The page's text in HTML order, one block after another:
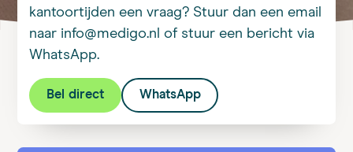
kantoortijden een vraag? Stuur dan een email
naar info@medigo.nl of stuur een bericht via
WhatsApp.
Bel direct WhatsApp